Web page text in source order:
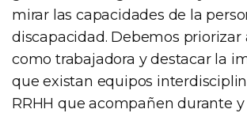
mirar las capacidades de la
discapacidad. Debemos priorizar
como trabajadora y destacar la
que existan equipos
RRHH que acompañen durante